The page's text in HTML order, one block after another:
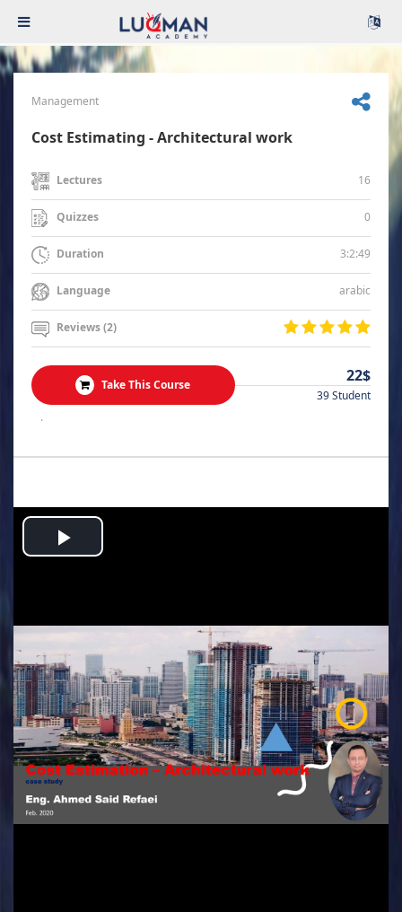
Management
Cost Estimating - Architectural work
Lectures 16
Quizzes 0
Duration 3:2:49
Language arabic
Reviews (2)
Take This Course 22$
39 Student
.
Play